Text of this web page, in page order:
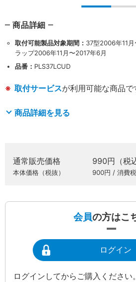
商品詳細
取付可能製品対象期間： 37型2006年11
ラップ2006年11月〜2017年6月
品番： PLS37LCUD
取付サービスが利用可能な商品で
商品詳細を見る
通常販売価格 990円（税
本体価格（税抜） 900円 / 消費
会員の方はこ
ログイン
ログインしてからご購入ください。